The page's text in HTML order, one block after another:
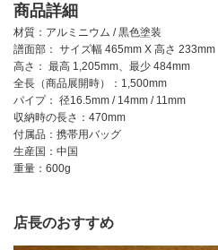
商品詳細
材質：アルミニウム / 黒色塗装
譜面部： サイズ幅 465mm X 高さ 233mm
高さ： 最高 1,205mm、最少 484mm
全長（商品展開時）：1,500mm
パイプ： 径16.5mm / 14mm / 11mm
収納時の長さ：470mm
付属品：携帯用バッグ
生産国：中国
重量：600g
店長のおすすめ